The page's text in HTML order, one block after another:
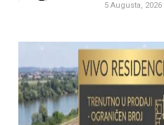
5 Augusta, 2026